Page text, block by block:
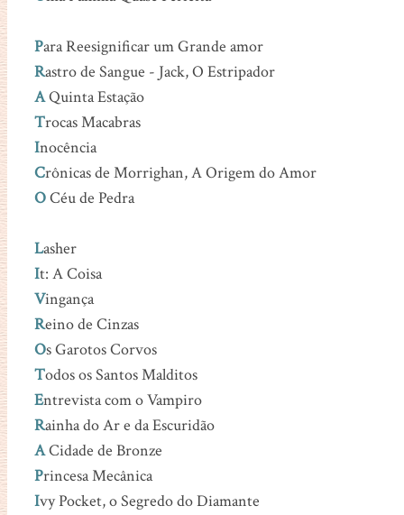
Para Reesignificar um Grande amor
Rastro de Sangue - Jack, O Estripador
AQuinta Estação
Trocas Macabras
Inocência
Crônicas de Morrighan, A Origem do Amor
OCéu de Pedra
Lasher
It: A Coisa
Vingança
Reino de Cinzas
Os Garotos Corvos
Todos os Santos Malditos
Entrevista com o Vampiro
Rainha do Ar e da Escuridão
ACidade de Bronze
Princesa Mecânica
Ivy Pocket, o Segredo do Diamante